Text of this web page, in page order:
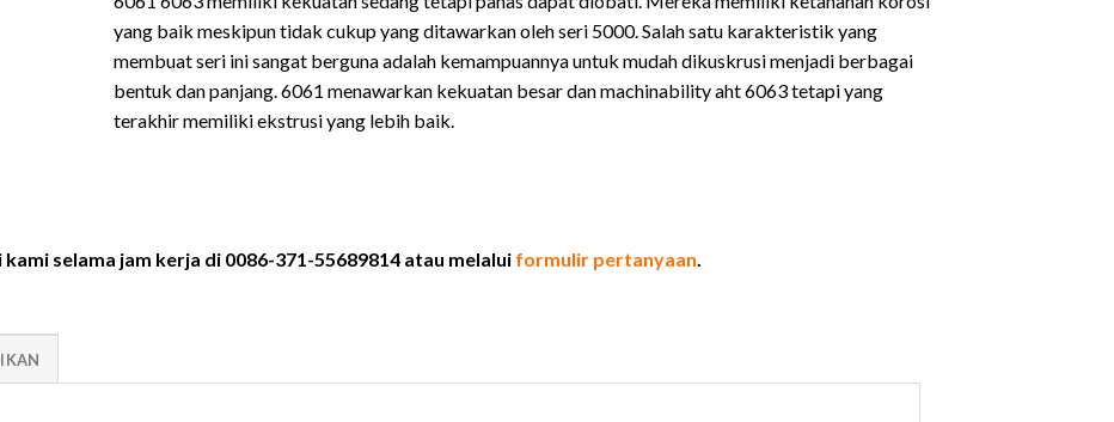
yang baik meskipun tidak cukup yang ditawarkan oleh seri 5000. Salah satu karakteristik yang
membuat seri ini sangat berguna adalah kemampuannya untuk mudah dikuskrusi menjadi berbagai
bentuk dan panjang. 6061 menawarkan kekuatan besar dan machinability aht 6063 tetapi yang
terakhir memiliki ekstrusi yang lebih baik.
selama jam kerja di 0086-371-55689814 atau melalui formulir pertanyaan